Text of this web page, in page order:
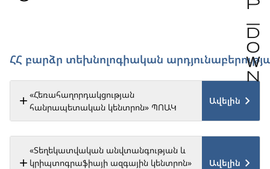
ՀՀ բարձր տեխնոլոգիական
«Հեռահաղորդակցության
հանրապետական կենտրոն» ՊՈԱԿ
Ավելին
«Տեղեկատվական անվտանգության և
կրիպտոգրաֆիայի ազգային կենտրոն»
Ավելին